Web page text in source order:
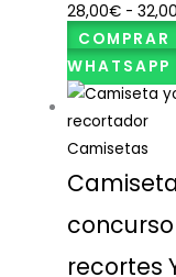
28,00€ -
COMPRAR
WHATSAPP
Camisetas
concurso
recortes